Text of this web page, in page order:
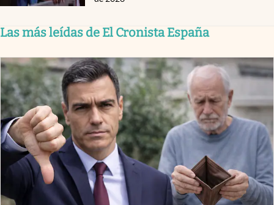
Las más leídas de El Cronista España